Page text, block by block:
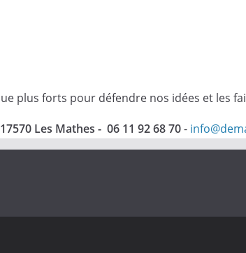
plus forts pour défendre nos idées et les
Les Mathes - 06 11 92 68 70-